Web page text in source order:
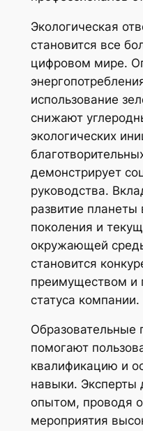
Экологическая
становится все
цифровом мире.
использование
снижают
экологических
демонстрирует
руководства.
развитие
поколения и
окружающей
становится
преимуществом и
статуса компании.
помогают
квалификацию и
навыки. Эксперты
опытом, проводя
мероприятия